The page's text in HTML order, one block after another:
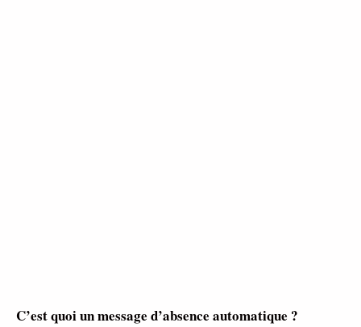
C’est quoi un message d’absence automatique ?